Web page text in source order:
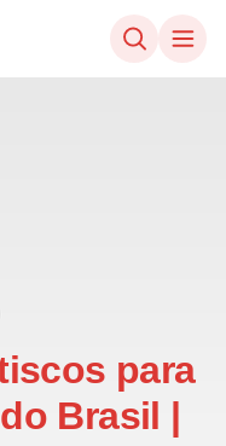
para
Brasil |